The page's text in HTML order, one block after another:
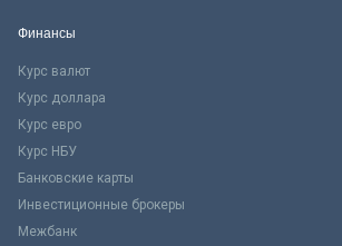
Финансы
Курс валют
Курс доллара
Курс евро
Курс НБУ
Банковские карты
Инвестиционные брокеры
Межбанк